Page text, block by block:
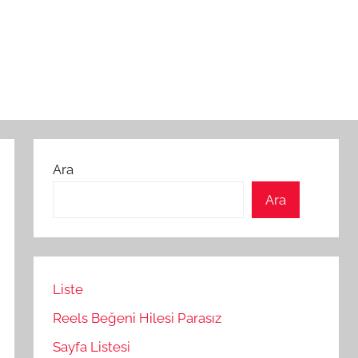
Ara
Ara
Liste
Reels Beğeni Hilesi Parasız
Sayfa Listesi